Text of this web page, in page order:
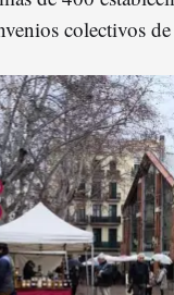
colectivos